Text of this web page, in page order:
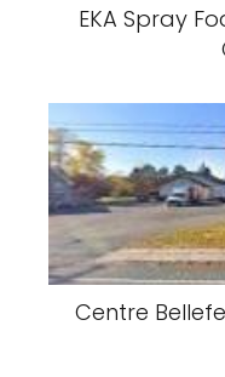
EKA Spray
Centre